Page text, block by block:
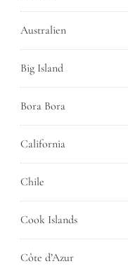
Australien
Big Island
Bora Bora
California
Chile
Cook Islands
Côte d’Azur